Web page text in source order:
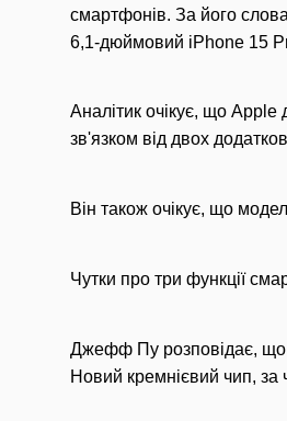
смартфонів. За його
6,1-дюймовий iPhone 15
Аналітик очікує, що Apple
зв'язком від двох
Він також очікує, що
Чутки про три функції
Джефф Пу розповідає, що
Новий кремнієвий чип,